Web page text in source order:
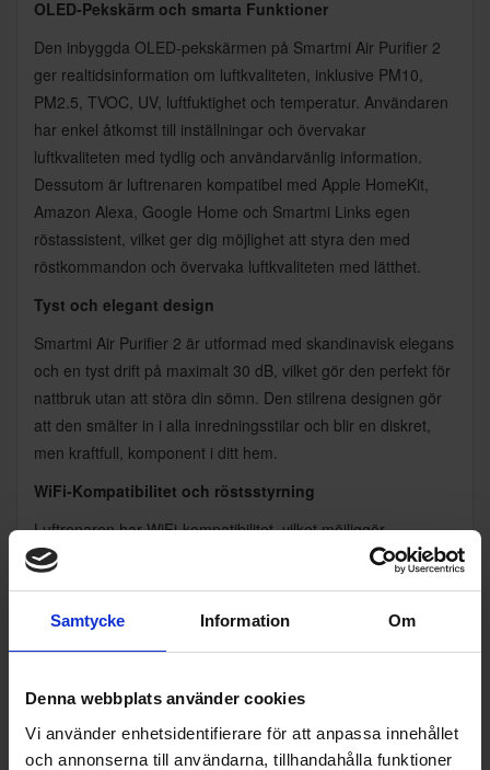
Samtycke Information Om
Denna webbplats använder cookies
Vi använder enhetsidentifierare för att anpassa innehållet
och annonserna till användarna, tillhandahålla funktioner
OLED-Pekskärm och smarta Funktioner
Den inbyggda OLED-pekskärmen på Smartmi Air Purifier 2
ger realtidsinformation om luftkvaliteten, inklusive PM10,
PM2.5, TVOC, UV, luftfuktighet och temperatur. Användaren
har enkel åtkomst till inställningar och övervakar
luftkvaliteten med tydlig och användarvänlig information.
Dessutom är luftrenaren kompatibel med Apple HomeKit,
Amazon Alexa, Google Home och Smartmi Links egen
röstassistent, vilket ger dig möjlighet att styra den med
röstkommandon och övervaka luftkvaliteten med lätthet.
Tyst och elegant design
Smartmi Air Purifier 2 är utformad med skandinavisk elegans
och en tyst drift på maximalt 30 dB, vilket gör den perfekt för
nattbruk utan att störa din sömn. Den stilrena designen gör
att den smälter in i alla inredningsstilar och blir en diskret,
men kraftfull, komponent i ditt hem.
WiFi-Kompatibilitet och röstsstyrning
Luftrenaren har WiFi-kompatibilitet, vilket möjliggör
fjärrstyrning och övervakning via din smartphone. Dess
kommandon och få uppdateringar om luftkvaliteten genom
Specifikationer